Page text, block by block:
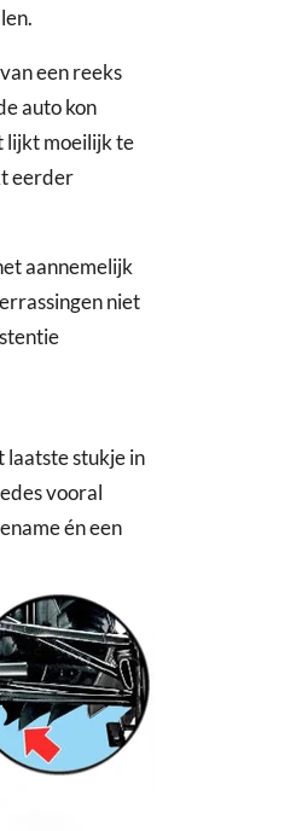
een reeks
auto kon
lijkt moeilijk te
eerder
aannemelijk
niet
laatste stukje in
vooral
én een